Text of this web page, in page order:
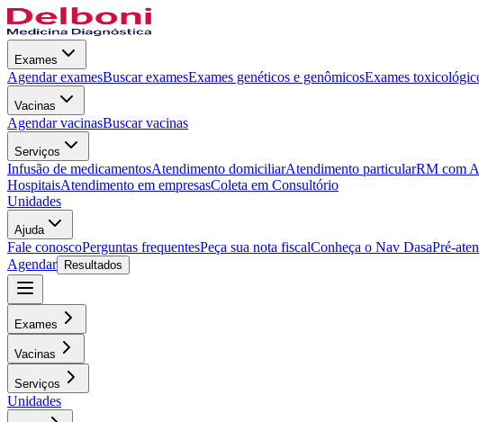
Exames
Agendar examesBuscar examesExames genéticos e genômicosExames
Vacinas
Agendar vacinasBuscar vacinas
Serviços
Infusão de medicamentosAtendimento domiciliarAtendimento particularRM com
HospitaisAtendimento em empresasColeta em Consultório
Unidades
Ajuda
Fale conoscoPerguntas frequentesPeça sua nota fiscalConheça o Nav DasaPré-
Agendar
Resultados
Exames
Vacinas
Serviços
Unidades